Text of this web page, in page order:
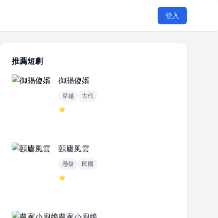
登入
推薦短劇
御賜傻婿
穿越
古代
⭐
頤廬風雲
懸疑
民國
⭐